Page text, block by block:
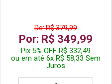
De: R$ 379,99
Por: R$ 349,99
Pix 5% OFF R$ 332,49
ou em até 6x R$ 58,33 Sem
Juros